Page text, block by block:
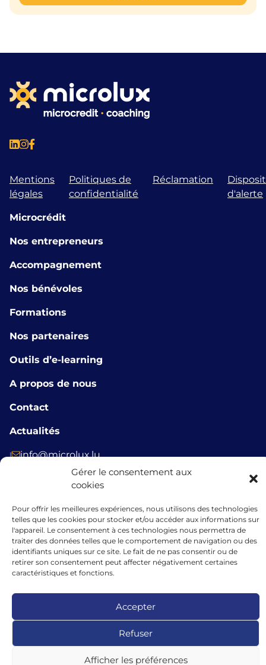
Gérer le consentement aux
cookies
Pour offrir les meilleures expériences, nous utilisons des technologies
telles que les cookies pour stocker et/ou accéder aux informations sur
l'appareil. Le consentement à ces technologies nous permettra de
traiter des données telles que le comportement de navigation ou des
identifiants uniques sur ce site. Le fait de ne pas consentir ou de
retirer son consentement peut affecter négativement certaines
caractéristiques et fonctions.
Accepter
Refuser
Afficher les préférences
Mentions
légales
Politiques de
confidentialité
Réclamation
d'alerte
Microcrédit
Nos entrepreneurs
Accompagnement
Nos bénévoles
Formations
Nos partenaires
Outils d’e-learning
A propos de nous
Contact
Actualités
info@microlux.lu
+352 45 68 68 76
Luxembourg
Les financements accordés par microlux bénéficient du soutien de
l’Union européenne au titre de l’instrument de garantie dans le cadre